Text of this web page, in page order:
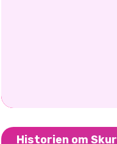
Historien om